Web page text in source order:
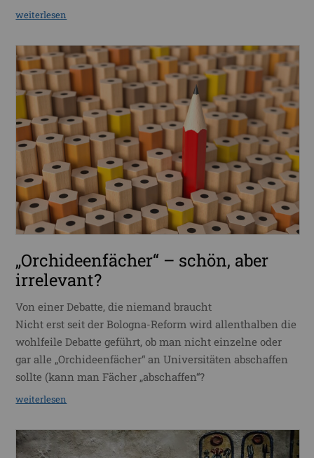
weiterlesen
„Orchideenfächer“ – schön, aber
irrelevant?
Von einer Debatte, die niemand braucht
Nicht erst seit der Bologna-Reform wird allenthalben die
wohlfeile Debatte geführt, ob man nicht einzelne oder
gar alle „Orchideenfächer“ an Universitäten abschaffen
sollte (kann man Fächer „abschaffen“?
weiterlesen